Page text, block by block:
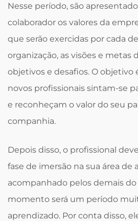
Nesse período, são
colaborador os valores da
que serão exercidas por cada
organização, as visões e metas
objetivos e desafios. O objetivo
novos profissionais sintam-se
e reconheçam o valor do seu
companhia.
Depois disso, o profissional
fase de imersão na sua área de
acompanhado pelos demais do
momento será um período
aprendizado. Por conta disso,